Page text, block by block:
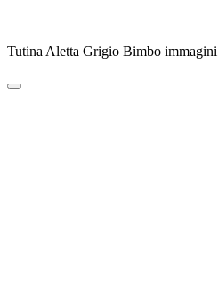
Tutina Aletta Grigio Bimbo immagini